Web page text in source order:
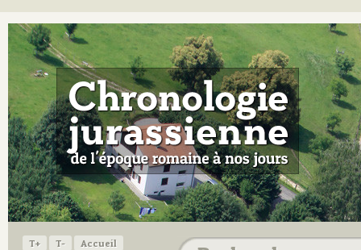
T+ T-
Accueil